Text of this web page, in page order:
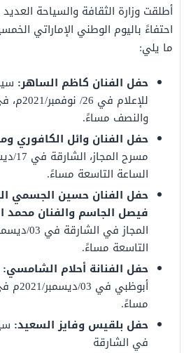
أطلقت وزارة الثقافة والسياحة
احتفاءً باليوم الوطني الإماراتي
ما يلي:
حفل الفنان كاظم الساهر:
والنصف مساءً.
حفل الفنان وائل الكافوري
الساعة التاسعة مساءً.
حفل الفنان حسين الجسمي
فيصل الجاسم والفنان محمد
التاسعة مساءً.
حفل الفنانة أحلام الشامسي:
مساءً.
حفل بلقيس وفايز السعيد:
في الشارقة